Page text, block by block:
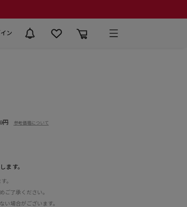
ン
円 参考価格について
ます。
。
ご了承ください。
場合がございます。